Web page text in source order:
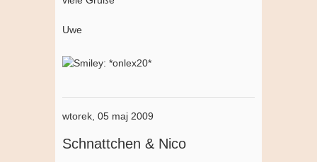
Uwe
wtorek, 05 maj 2009
Schnattchen & Nico